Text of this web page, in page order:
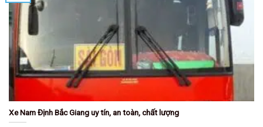
Xe Nam Định Bắc Giang uy tín, an toàn, chất lượng